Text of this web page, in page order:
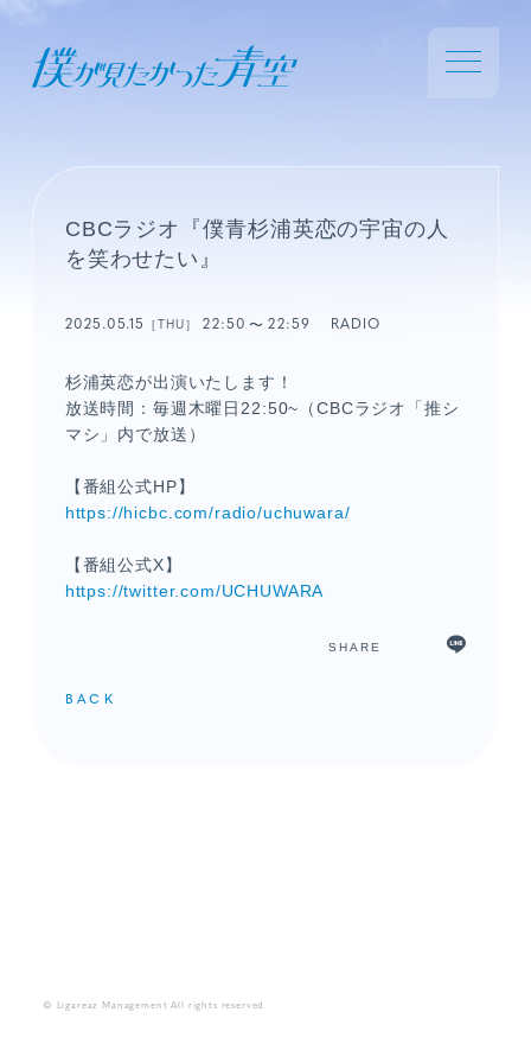
CBCラジオ『僕青杉浦英恋の宇宙の人
を笑わせたい』
2025.05.15 ［THU］22:50 22:59 RADIO
杉浦英恋が出演いたします！
放送時間：毎週木曜日22:50~（CBCラジオ「推シ
マシ」内で放送）
【番組公式HP】
https://hicbc.com/radio/uchuwara/
【番組公式X】
https://twitter.com/UCHUWARA
SHARE
BACK
© Ligareaz Management All rights reserved.